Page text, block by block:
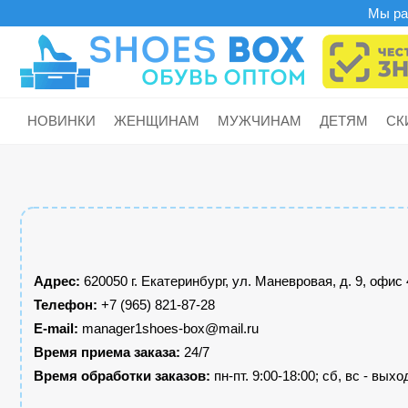
Мы
НОВИНКИ ЖЕНЩИНАМ МУЖЧИНАМ ДЕТЯМ
Балетки
Ботильоны
Лоферы
Кеды
Кроссовки
Туфли
Шлепанцы
Валенки
Сапоги
Туфли
Кеды
Полуботинки
Сандалии
Слипоны
Сапоги резиновые
Дутики
Полусапоги
Берцы
Лоферы
Кроссовки
Полуботинки
Сандалии
Слипоны
Бутсы
Валенки
Угги
Дутики
Адрес: 620050 г. Екатеринбург, ул. Маневровая, д. 9, офис
Телефон: +7 (965) 821-87-28
E-mail: manager1shoes-box@mail.ru
Время приема заказа: 24/7
Время обработки заказов: пн-пт. 9:00-18:00; сб, вс -